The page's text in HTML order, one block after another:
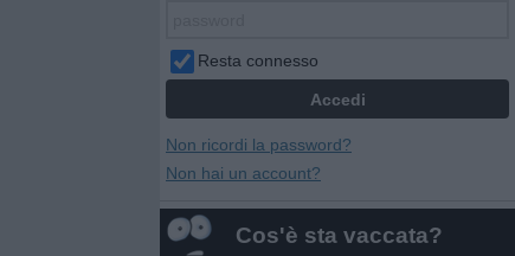
Resta connesso
Non ricordi la password?
Non hai un account?
Cos'è sta vaccata?